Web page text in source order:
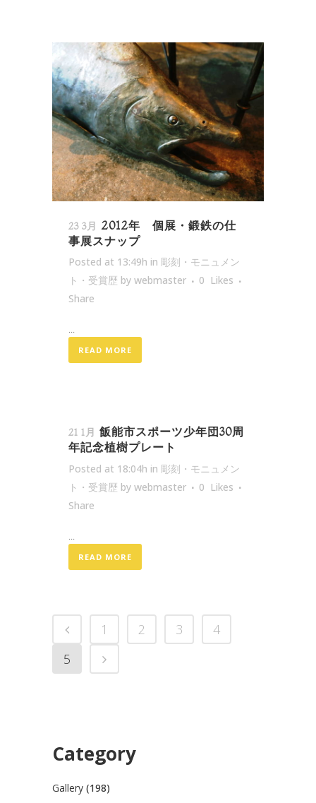
23 3月
2012年 個展・鍛鉄の仕
事展スナップ
Posted at 13:49h in 彫刻・モニュメン
ト・受賞歴 by webmaster 0 Likes
Share
...
READ MORE
21 1月
飯能市スポーツ少年団30周
年記念植樹プレート
Posted at 18:04h in 彫刻・モニュメン
ト・受賞歴 by webmaster 0 Likes
Share
READ MORE
1 2 3
4
5
Category
Gallery (198)